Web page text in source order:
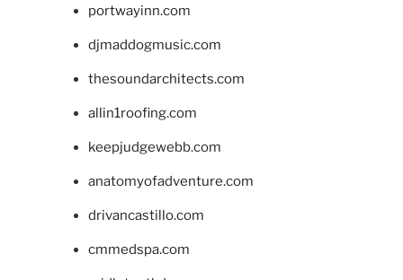
portwayinn.com
djmaddogmusic.com
thesoundarchitects.com
allin1roofing.com
keepjudgewebb.com
anatomyofadventure.com
drivancastillo.com
cmmedspa.com